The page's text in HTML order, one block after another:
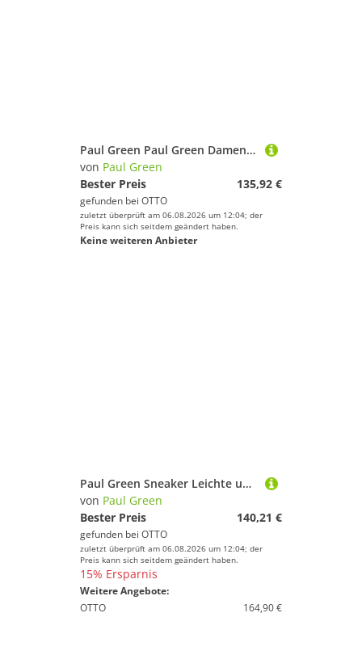
Paul Green Paul Green Damen Sneaker weiß Sneaker
von Paul Green
Bester Preis
135,92 €
gefunden bei OTTO
zuletzt überprüft am 06.08.2026 um 12:04; der
Preis kann sich seitdem geändert haben.
Keine weiteren Anbieter
Paul Green Sneaker Leichte und bequeme Laufsohle
von Paul Green
Bester Preis
140,21 €
gefunden bei OTTO
zuletzt überprüft am 06.08.2026 um 12:04; der
Preis kann sich seitdem geändert haben.
15% Ersparnis
Weitere Angebote:
OTTO
164,90 €